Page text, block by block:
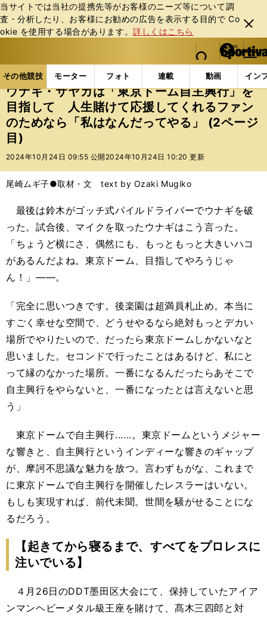
当サイトでは当社の提携先等がお客様のニーズ等について調
査・分析したり、お客様にお勧めの広告を表⽰する⽬的で Co
okie を使⽤する場合があります。詳しくはこちら
閉じ
る
web Sportiva (webスポルティーバ)
検索
マイペ
ー
ジ
メニュ
その他競技 モーター フォト 連載 動画 イン
ス
ポ
ル
テ
ィ
ー
バ
その他競技の記事一覧 格闘技 プロレス ウナギ
ウナギ・サヤカは「東京ドーム自主興行」を
目指して 人生賭けて応援してくれるファン
のためなら「私はなんだってやる」 (2ページ
目)
2024年10月24日 09:55 公開 2024年10月24日 10:20 更新
尾崎ムギ子●取材・文 text by Ozaki Mugiko
最後は鈴木がゴッチ式パイルドライバーでウナギを破
った。試合後、マイクを取ったウナギはこう言った。
「ちょうど横にさ、偶然にも、もっともっと大きいハコ
があるんだよね。東京ドーム、目指してやろうじゃ
ん！」――。
「完全に思いつきです。後楽園は超満員札止め。本当に
すごく幸せな空間で、どうせやるなら絶対もっとデカい
場所でやりたいので、だったら東京ドームしかないなと
思いました。セコンドで行ったことはあるけど、私にと
って縁のなかった場所。一番になるんだったらあそこで
自主興行をやらないと、一番になったとは言えないと思
う」
東京ドームで自主興行......。東京ドームというメジャー
な響きと、自主興行というインディーな響きのギャップ
が、摩訶不思議な魅力を放つ。言わずもがな、これまで
に東京ドームで自主興行を開催したレスラーはいない。
もしも実現すれば、前代未聞。世間を騒がせることにな
るだろう。
【起きてから寝るまで、すべてをプロレスに
注いでいる】
４月26日のDDT墨田区大会にて、保持していたアイア
ンマンヘビーメタル級王座を賭けて、髙木三四郎と対